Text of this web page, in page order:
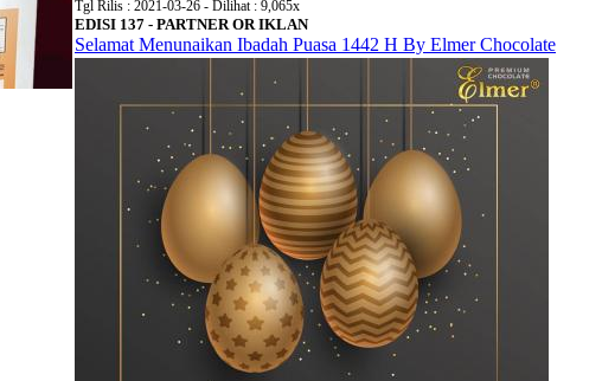
Tgl Rilis : 2021-03-26 - Dilihat : 9,065x
EDISI 137 - PARTNER OR IKLAN
Selamat Menunaikan Ibadah Puasa 1442 H By Elmer Chocolate